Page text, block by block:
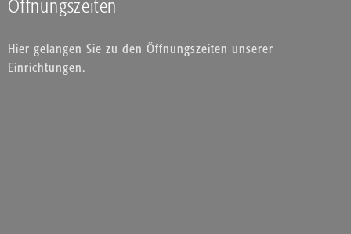
Öffnungszeiten
Hier gelangen Sie zu den Öffnungszeiten unserer
Einrichtungen.